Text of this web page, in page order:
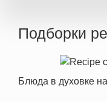
Подборки
Блюда в духовке